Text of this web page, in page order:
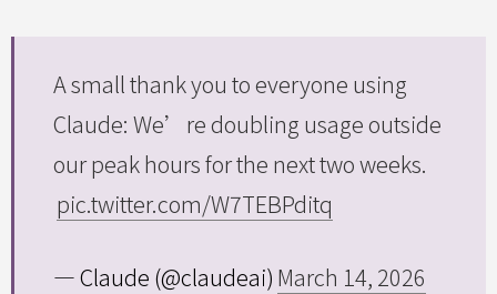
A small thank you to everyone using
Claude: We’re doubling usage outside
our peak hours for the next two weeks.
pic.twitter.com/W7TEBPditq
— Claude (@claudeai) March 14, 2026